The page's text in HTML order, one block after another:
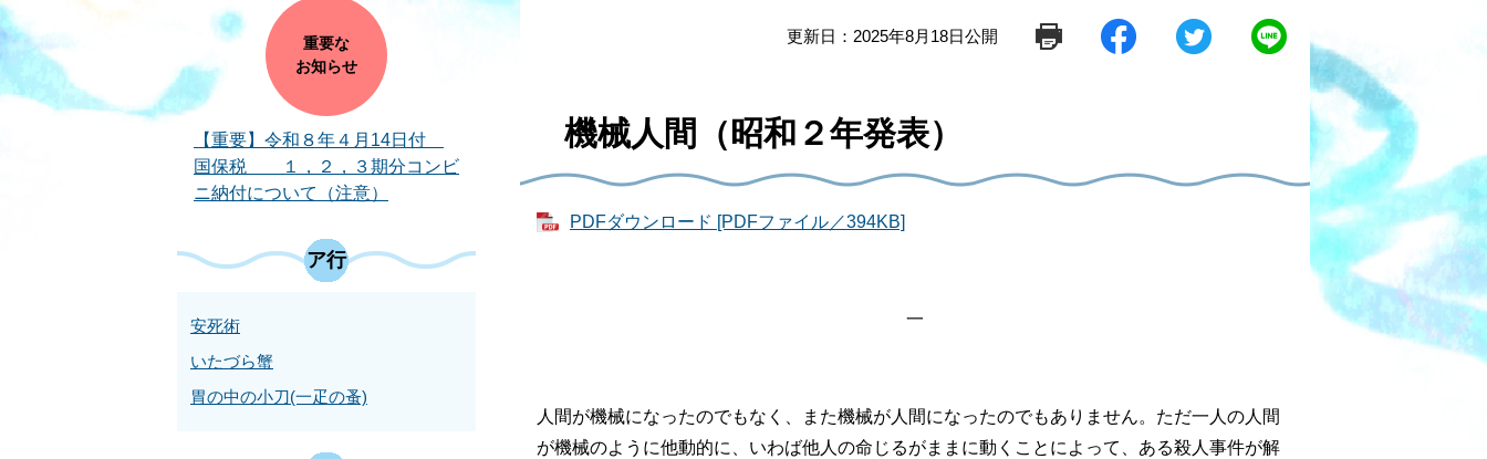
更新日：2025年8月18日公開
シ
ツ
L
機械人間（昭和２年発表）
PDFダウンロード [PDFファイル／394KB]
一
人間が機械になったのでもなく、また機械が人間になったのでもありません。ただ一人の人間
が機械のように他動的に、いわば他人の命じるがままに動くことによって、ある殺人事件が解
重要な
お知らせ
【重要】令和８年４月14日付
国保税 １，２，３期分コンビ
ニ納付について（注意）
ア行
安死術
いたづら蟹
胃の中の小刀(一疋の蚤)